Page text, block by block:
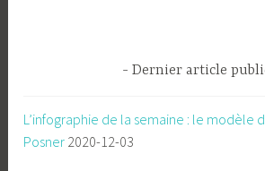
Dernier article
L’infographie de la semaine : le modèle
Posner 2020-12-03